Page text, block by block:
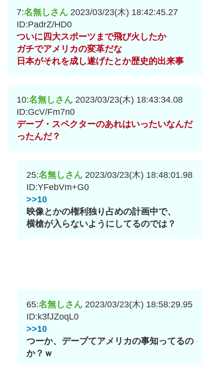
7:名無しさん 2023/03/23(木) 18:42:45.27
ID:PadrZ/HD0
ついに四大スポーツまで飛び火したか
ガチでアメリカの変革だな
日本がそれを成し遂げたとか歴史的出来事
10:名無しさん 2023/03/23(木) 18:43:34.08
ID:GcV/Fm7n0
デーブ・スペクターのあれはいったいなんだ
ったんだ？
25:名無しさん 2023/03/23(木) 18:48:01.98
ID:YFebVm+G0
>>10
映像とかの権利独り占めの計画中で、
横槍が入らないようにしてるのでは？
65:名無しさん 2023/03/23(木) 18:58:29.95
ID:k3fJZoqL0
>>10
つーか、デーブてアメリカの事知ってるの
か？ｗ